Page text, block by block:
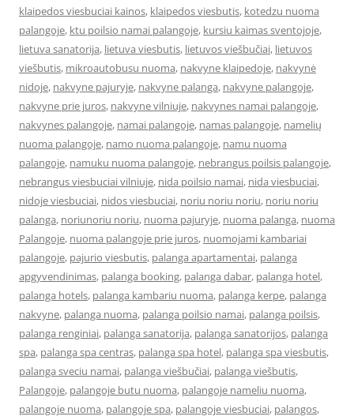
klaipedos viesbuciai kainos, klaipedos viesbutis, kotedzu nuoma
palangoje, ktu poilsio namai palangoje, kursiu kaimas sventojoje,
lietuva sanatorija, lietuva viesbutis, lietuvos viešbučiai, lietuvos
viešbutis, mikroautobusu nuoma, nakvyne klaipedoje, nakvynė
nidoje, nakvyne pajuryje, nakvyne palanga, nakvyne palangoje,
nakvyne prie juros, nakvyne vilniuje, nakvynes namai palangoje,
nakvynes palangoje, namai palangoje, namas palangoje, namelių
nuoma palangoje, namo nuoma palangoje, namu nuoma
palangoje, namuku nuoma palangoje, nebrangus poilsis palangoje,
nebrangus viesbuciai vilniuje, nida poilsio namai, nida viesbuciai,
nidoje viesbuciai, nidos viesbuciai, noriu noriu noriu, noriu noriu
palanga, noriunoriu noriu, nuoma pajuryje, nuoma palanga, nuoma
Palangoje, nuoma palangoje prie juros, nuomojami kambariai
palangoje, pajurio viesbutis, palanga apartamentai, palanga
apgyvendinimas, palanga booking, palanga dabar, palanga hotel,
palanga hotels, palanga kambariu nuoma, palanga kerpe, palanga
nakvyne, palanga nuoma, palanga poilsio namai, palanga poilsis,
palanga renginiai, palanga sanatorija, palanga sanatorijos, palanga
spa, palanga spa centras, palanga spa hotel, palanga spa viesbutis,
palanga sveciu namai, palanga viešbučiai, palanga viešbutis,
Palangoje, palangoje butu nuoma, palangoje nameliu nuoma,
palangoje nuoma, palangoje spa, palangoje viesbuciai, palangos,